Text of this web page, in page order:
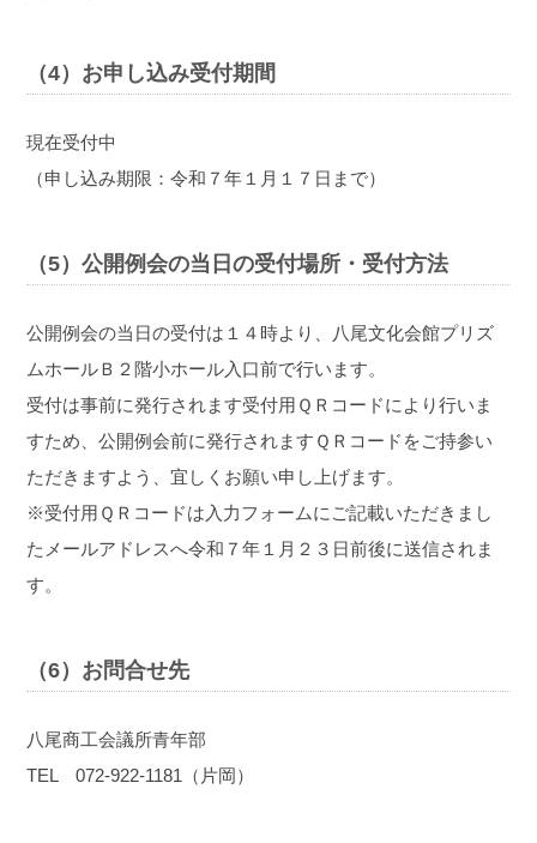
（4）お申し込み受付期間
現在受付中
（申し込み期限：令和７年１月１７日まで）
（5）公開例会の当日の受付場所・受付方法
公開例会の当日の受付は１４時より、八尾文化会館プリズ
ムホールＢ２階小ホール入口前で行います。
受付は事前に発行されます受付用ＱＲコードにより行いま
すため、公開例会前に発行されますＱＲコードをご持参い
ただきますよう、宜しくお願い申し上げます。
※受付用ＱＲコードは入力フォームにご記載いただきまし
たメールアドレスへ令和７年１月２３日前後に送信されま
す。
（6）お問合せ先
八尾商工会議所青年部
TEL 072-922-1181（片岡）